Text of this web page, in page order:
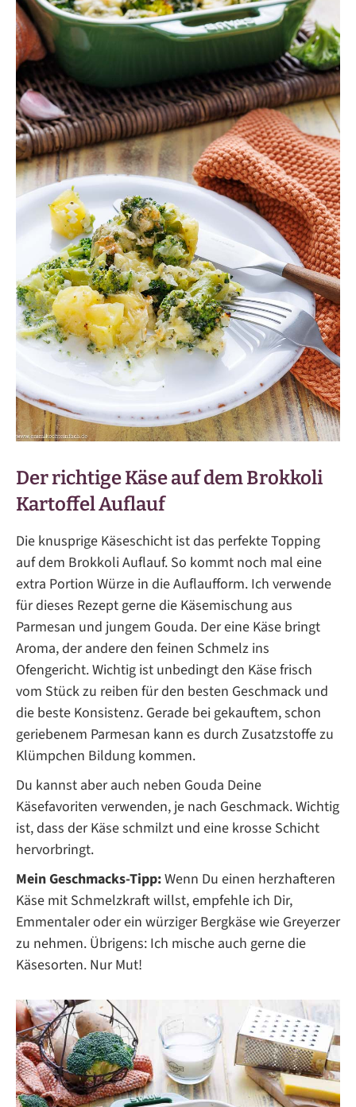
Der richtige Käse auf dem Brokkoli
Kartoffel Auflauf
Die knusprige Käseschicht ist das perfekte Topping
auf dem Brokkoli Auflauf. So kommt noch mal eine
extra Portion Würze in die Auflaufform. Ich verwende
für dieses Rezept gerne die Käsemischung aus
Parmesan und jungem Gouda. Der eine Käse bringt
Aroma, der andere den feinen Schmelz ins
Ofengericht. Wichtig ist unbedingt den Käse frisch
vom Stück zu reiben für den besten Geschmack und
die beste Konsistenz. Gerade bei gekauftem, schon
geriebenem Parmesan kann es durch Zusatzstoffe zu
Klümpchen Bildung kommen.
Du kannst aber auch neben Gouda Deine
Käsefavoriten verwenden, je nach Geschmack. Wichtig
ist, dass der Käse schmilzt und eine krosse Schicht
hervorbringt.
Mein Geschmacks-Tipp:Wenn Du einen herzhafteren
Käse mit Schmelzkraft willst, empfehle ich Dir,
Emmentaler oder ein würziger Bergkäse wie Greyerzer
zu nehmen. Übrigens: Ich mische auch gerne die
Käsesorten. Nur Mut!